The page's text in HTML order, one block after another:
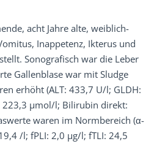
acht Jahre alte, weiblich-
Inappetenz, Ikterus und
Sonografisch war die Leber
Gallenblase war mit Sludge
erhöht (ALT: 433,7 U/l; GLDH:
µmol/l; Bilirubin direkt:
waren im Normbereich (α-
/l; fPLI: 2,0 µg/l; fTLI: 24,5